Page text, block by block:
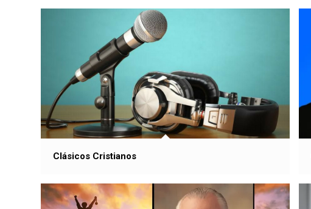
Clásicos Cristianos